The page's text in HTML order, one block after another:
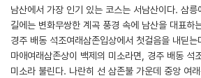
남산에서 가장 인기 있는 코스는 서남산이다. 삼릉
길에는 변화무쌍한 계곡 풍경 속에 남산을 대표하
경주 배동 석조여래삼존입상에서 첫걸음을 내딛는
마애여래삼존상이 백제의 미소라면, 경주 배동 석
미소라 불린다. 나란히 선 삼존불 가운데 중앙 여